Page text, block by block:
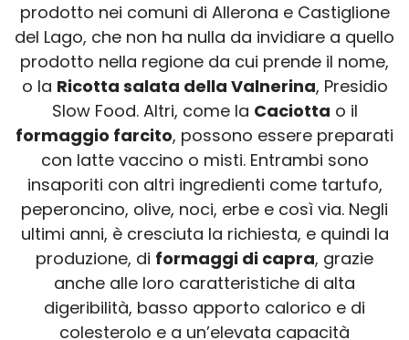
prodotto nei comuni di Allerona e Castiglione
del Lago, che non ha nulla da invidiare a quello
prodotto nella regione da cui prende il nome,
o la Ricotta salata della Valnerina, Presidio
Slow Food. Altri, come la Caciotta o il
formaggio farcito, possono essere preparati
con latte vaccino o misti. Entrambi sono
insaporiti con altri ingredienti come tartufo,
peperoncino, olive, noci, erbe e così via. Negli
ultimi anni, è cresciuta la richiesta, e quindi la
produzione, di formaggi di capra, grazie
anche alle loro caratteristiche di alta
digeribilità, basso apporto calorico e di
colesterolo e a un’elevata capacità